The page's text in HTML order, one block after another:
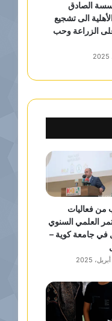
الصادق
الى تشجيع
الزراعة وحب
من فعاليات
العلمي السنوي
في جامعة كوية –